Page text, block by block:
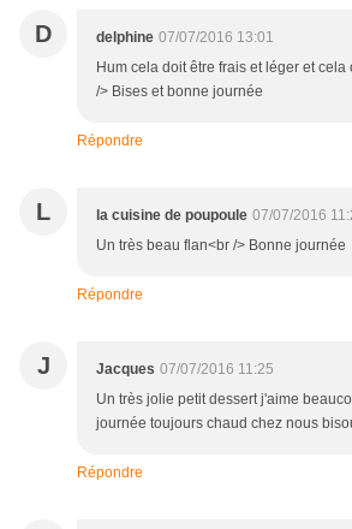
D delphine 07/07/2016 13:01
Hum cela doit être frais et léger et
/> Bises et bonne journée
Répondre
L la cuisine de poupoule 07/07/2016
Un très beau flan<br /> Bonne journée
Répondre
J Jacques 07/07/2016 11:25
Un très jolie petit dessert j'aime
journée toujours chaud chez nous
Répondre